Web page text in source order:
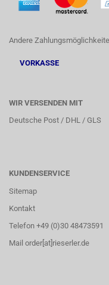
Andere
VORKASSE
WIR VERSENDEN MIT
Deutsche Post / DHL / GLS
KUNDENSERVICE
Sitemap
Kontakt
Telefon +49 (0)30 48473591
Mail order[at]rieserler.de